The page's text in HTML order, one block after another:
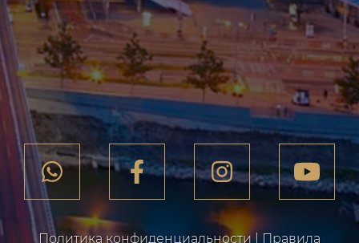
Политика конфиденциальности|Правила